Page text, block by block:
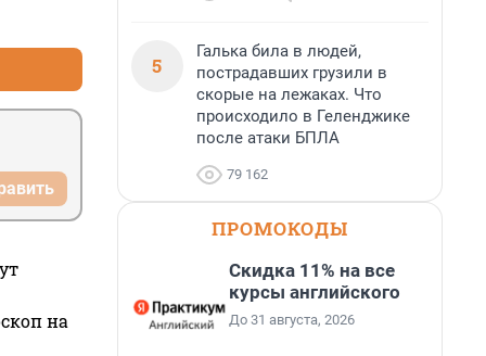
на
5
Галька била в людей,
пострадавших грузили в
скорые на лежаках. Что
происходило в Геленджике
после атаки БПЛА
79 162
ПРОМОКОДЫ
Скидка 11% на все
курсы английского
До 31 августа, 2026